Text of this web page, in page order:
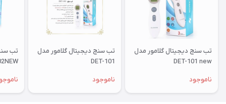
تب سنج دیجیتال گلامور مدل
DET-101 new
ناموجود
تب سنج دیجیتال گلامور مدل
DET-101
ناموجود
تب